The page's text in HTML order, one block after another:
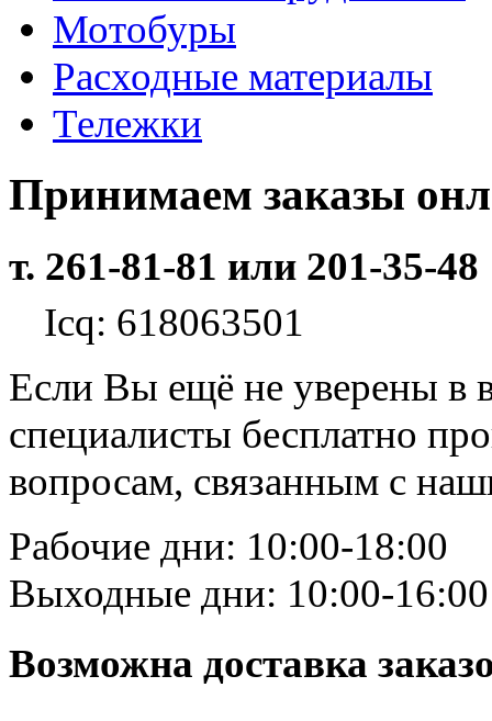
Мотобуры
Расходные материалы
Тележки
Принимаем заказы
т. 261-81-81 или 201-35-48
Icq: 618063501
Если Вы ещё не уверены в
специалисты бесплатно
вопросам, связанным с
Рабочие дни: 10:00-18:00
Выходные дни: 10:00-16:00
Возможна доставка